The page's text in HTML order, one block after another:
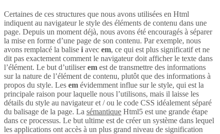
Certaines de ces structures que nous avons utilisées en Html
indiquent au navigateur le style des éléments de contenu dans une
page. Depuis un moment déjà, nous avons été encouragés à séparer
la mise en forme d’une page de son contenu. Par exemple, nous
avons remplacé la balise i avec em, ce qui est plus significatif et ne
dit pas exactement comment le navigateur doit afficher le texte dans
l’élément. Le but d’utiliserem est de transmettre des informations
sur la nature de l’élément de contenu, plutôt que des informations à
propos du style. Les em évidemment influe sur le style, qui est la
principale raison pour laquelle nous l’utilisons, mais il laisse les
détails du style au navigateur et / ou le code CSS idéalement séparé
du balisage de la page. La sémantique Html5 est une grande étape
dans ce processus. Le but ultime est de créer un système dans lequel
les applications ont accès à un plus grand niveau de signification